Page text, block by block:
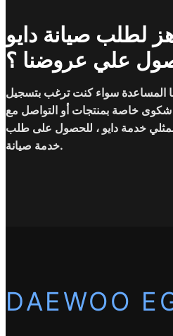
لطلب صيانة دايو
علي عروضنا ؟
المساعدة سواء كنت ترغب بتسجيل
شكوى خاصة بمنتجات أو التواصل مع
خدمة دايو ، للحصول على طلب
خدمة صيانة.
DAEWOO